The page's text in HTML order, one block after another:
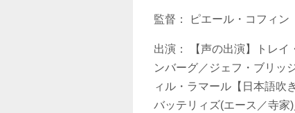
監督： ピエール・コフィン
出演： 【声の出演】トレ
ンバーグ／ジェフ・ブリッ
ィル・ラマール【日本語吹
バッテリィズ(エース／寺家